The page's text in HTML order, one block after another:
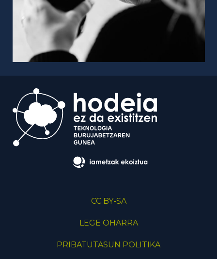
CC BY-SA
LEGE OHARRA
PRIBATUTASUN POLITIKA